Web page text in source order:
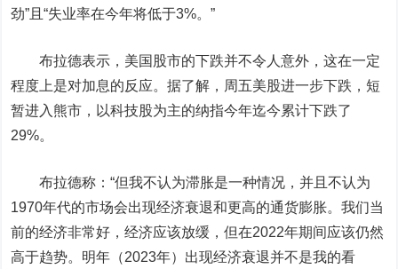
劲”且“失业率在今年将低于3%。”
布拉德表示，美国股市的下跌并不令人意外，这在一定
程度上是对加息的反应。据了解，周五美股进一步下跌，短
暂进入熊市，以科技股为主的纳指今年迄今累计下跌了
29%。
布拉德称：“但我不认为滞胀是一种情况，并且不认为
1970年代的市场会出现经济衰退和更高的通货膨胀。我们当
前的经济非常好，经济应该放缓，但在2022年期间应该仍然
高于趋势。明年（2023年）出现经济衰退并不是我的看